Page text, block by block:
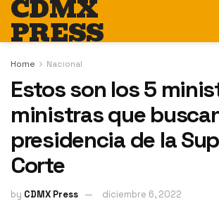
CDMX
PRESS
Home Nacional
Estos son los 5
ministras que
presidencia de la
Corte
by CDMX Press diciembre 6, 2022